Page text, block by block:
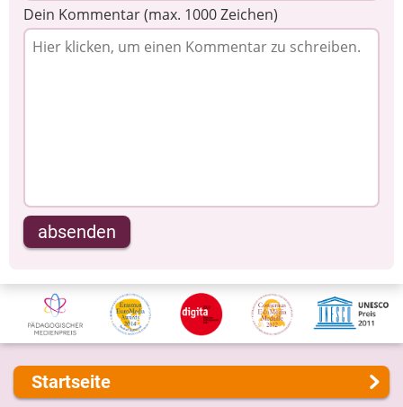
Dein Kommentar (max. 1000 Zeichen)
absenden
Startseite